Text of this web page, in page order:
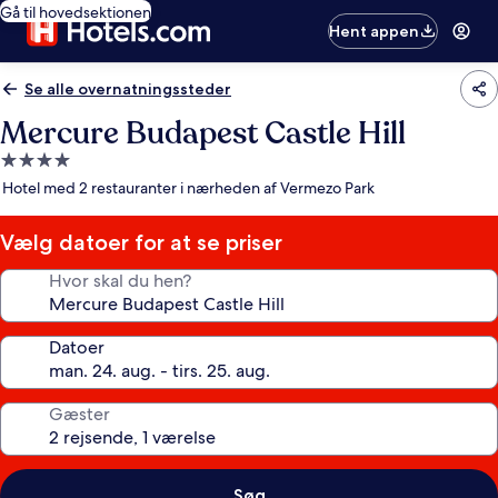
Gå til hovedsektionen
Hent appen
Se alle overnatningssteder
Mercure Budapest Castle Hill
4.0-
stjernet
Hotel med 2 restauranter i nærheden af Vermezo Park
Vælg datoer for at se priser
Hvor skal du hen?
Datoer
Gæster